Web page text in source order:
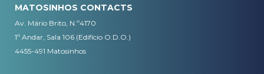
MATOSINHOS CONTACTS
Av. Mário Brito, N.º4170
1º Andar, Sala 106 (Edifício O.D.O.)
4455-491 Matosinhos